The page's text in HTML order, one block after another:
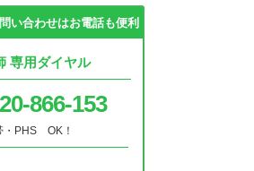
い合わせはお電話も便利
専用ダイヤル
866-153
・PHS OK！